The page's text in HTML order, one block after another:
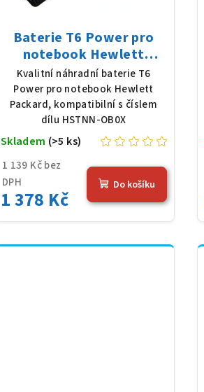
Baterie T6 Power pro
notebook Hewlett
Packard HSTNN-OB0X,
Li-Ion, 10,8 V, 5200 mAh
(56 Wh), černá
Kvalitní náhradní baterie T6
Power pro notebook Hewlett
Packard, kompatibilní s číslem
dílu HSTNN-OB0X
1 139 Kč bez
DPH
1 378 Kč
Skladem (>5 ks)
Do košíku